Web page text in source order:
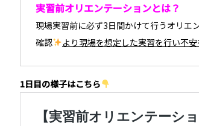
実習前オリエンテーションとは？
現場実習前に必ず3日間かけて行うオリエ
確認
より現場を想定した実習を行い不
1日目の様子はこちら